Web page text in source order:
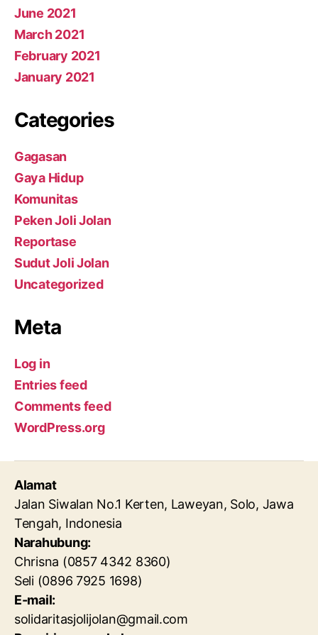
June 2021
March 2021
February 2021
January 2021
Categories
Gagasan
Gaya Hidup
Komunitas
Peken Joli Jolan
Reportase
Sudut Joli Jolan
Uncategorized
Meta
Log in
Entries feed
Comments feed
WordPress.org
Alamat
Jalan Siwalan No.1 Kerten, Laweyan, Solo, Jawa
Tengah, Indonesia
Narahubung:
Chrisna (0857 4342 8360)
Seli (0896 7925 1698)
E-mail:
solidaritasjolijolan@gmail.com